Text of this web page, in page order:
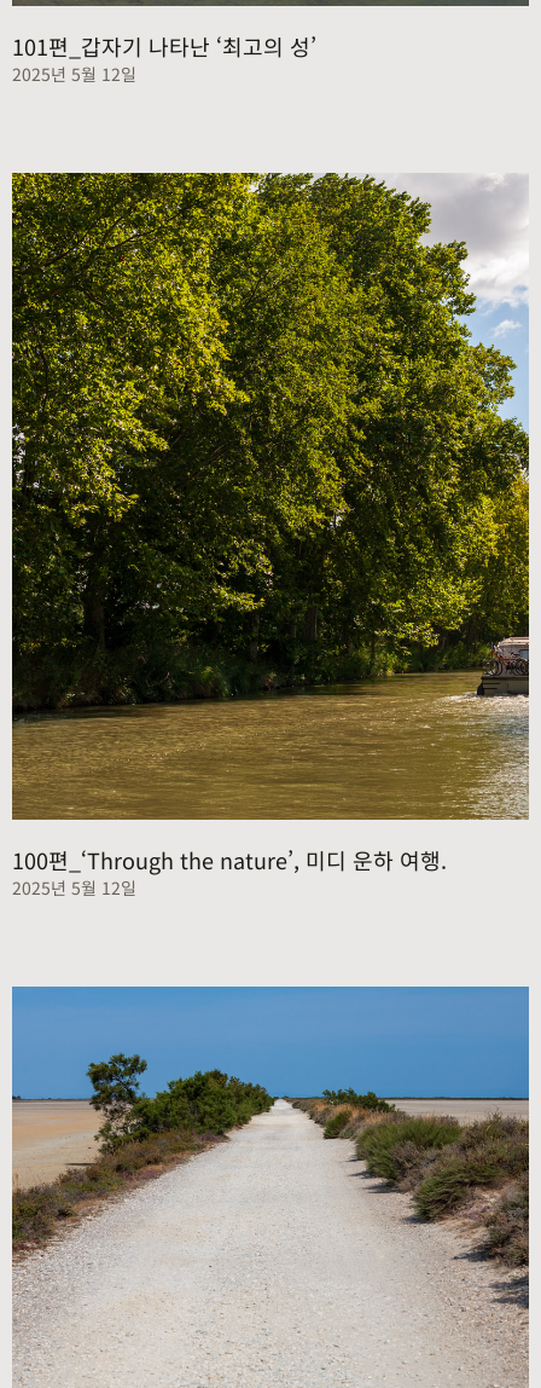
101편_갑자기 나타난 ‘최고의 성’
2025년 5월 12일
100편_‘Through the nature’, 미디 운하 여행.
2025년 5월 12일